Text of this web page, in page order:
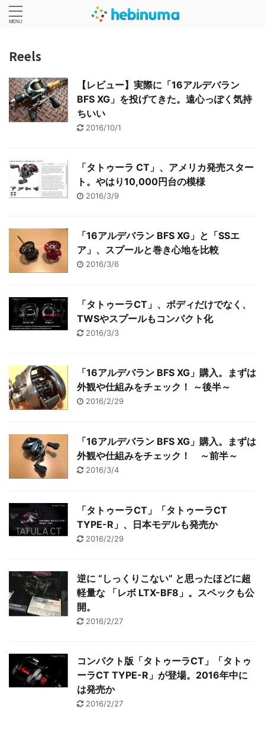
Reels
【レビュー】実際に「16アルデバラン
BFS XG」を投げてきた。遠心っぽく気持
ちいい
2016/10/1
「タトゥーラ CT」、アメリカ発売スター
ト。やはり10,000円台の模様
2016/3/9
「16アルデバラン BFS XG」と「SSエ
ア」、スプールと巻き心地を比較
2016/3/6
「タトゥーラCT」、ボディだけでなく、
TWSやスプールもコンパクト化
2016/3/3
「16アルデバラン BFS XG」購入。まずは
外観や仕組みをチェック！ ～後半～
2016/2/29
「16アルデバラン BFS XG」購入。まずは
外観や仕組みをチェック！ ～前半～
2016/3/4
「タトゥーラCT」「タトゥーラCT
TYPE-R」、日本モデルも発売か
2016/2/29
逆に “しっくりこない” と思ったほどに超
軽量な 「レボ LTX-BF8」。スペックも公
開。
2016/2/27
コンパクト版「タトゥーラCT」「タトゥ
ーラCT TYPE-R」が登場。2016年中に
は発売か
2016/2/27